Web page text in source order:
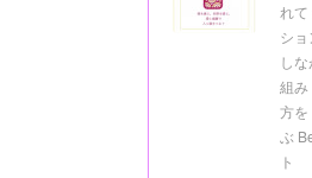
れ
シ
し
組み
方
ぶ
ト